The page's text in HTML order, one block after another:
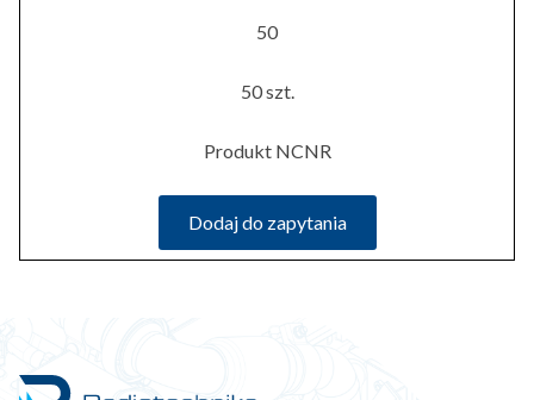
50
50 szt.
Produkt NCNR
Dodaj do zapytania